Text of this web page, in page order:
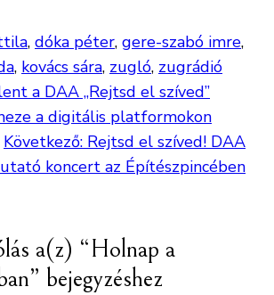
, dóka péter, gere-szabó imre
, kovács sára, zugló, zugrádió
a DAA „Rejtsd el szíved”
a digitális platformokon
Következő: Rejtsd el szíved! DAA
koncert az Építészpincében
a(z) “Holnap a
bejegyzéshez